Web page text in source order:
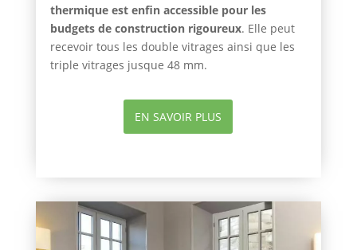
thermique est enfin accessible pour les
budgets de construction rigoureux. Elle peut
recevoir tous les double vitrages ainsi que les
triple vitrages jusque 48 mm.
EN SAVOIR PLUS